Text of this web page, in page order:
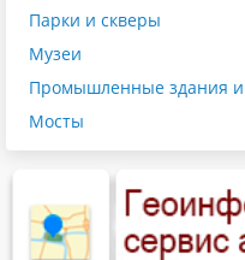
Парки и скверы
Музеи
Промышленные здания и
Мосты